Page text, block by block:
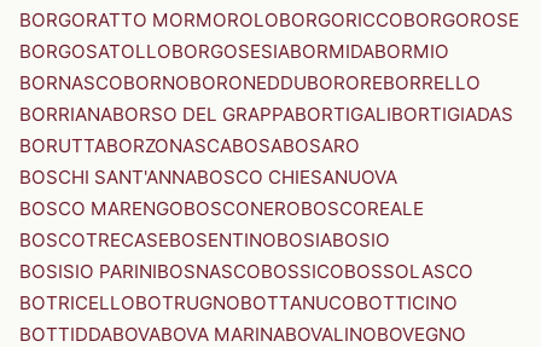
BORGORATTO MORMOROLOBORGORICCOBORGOROSE
BORGOSATOLLOBORGOSESIABORMIDABORMIO
BORNASCOBORNOBORONEDDUBOROREBORRELLO
BORRIANABORSO DEL GRAPPABORTIGALIBORTIGIADAS
BORUTTABORZONASCABOSABOSARO
BOSCHI SANT'ANNABOSCO CHIESANUOVA
BOSCO MARENGOBOSCONEROBOSCOREALE
BOSCOTRECASEBOSENTINOBOSIABOSIO
BOSISIO PARINIBOSNASCOBOSSICOBOSSOLASCO
BOTRICELLOBOTRUGNOBOTTANUCOBOTTICINO
BOTTIDDABOVABOVA MARINABOVALINOBOVEGNO